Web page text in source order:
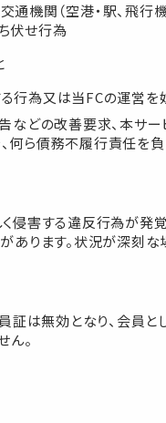
機関（空港・駅、飛行
伏せ行為
行為又は当FCの運営
などの改善要求、本サ
ら債務不履行責任を負
侵害する違反行為が発
あります。状況が深刻
証は無効となり、会員
ん。